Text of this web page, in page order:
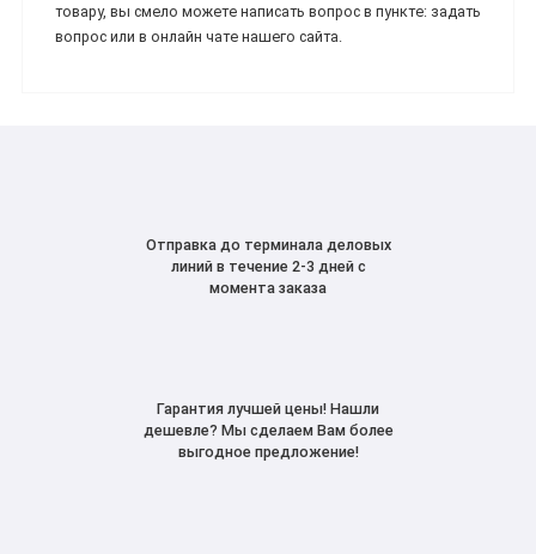
товару, вы смело можете написать вопрос в пункте: задать
вопрос или в онлайн чате нашего сайта.
Отправка до терминала деловых
линий в течение 2-3 дней с
момента заказа
Гарантия лучшей цены! Нашли
дешевле? Мы сделаем Вам более
выгодное предложение!